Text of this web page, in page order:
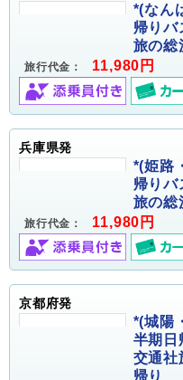
*(なん
帰りバ
旅の総
旅行代金： 11,980円
兵庫県発
*(姫路
帰りバ
旅の総
旅行代金： 11,980円
京都府発
*(城陽
半期日
交通社
帰り